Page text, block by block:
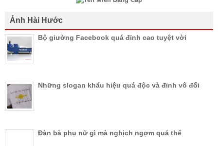
Ảnh Hài Hước
Bộ giường Facebook quá đỉnh cao tuyệt vời
Những slogan khẩu hiệu quá độc và đỉnh vô đối
Đàn bà phụ nữ gì mà nghịch ngợm quá thể